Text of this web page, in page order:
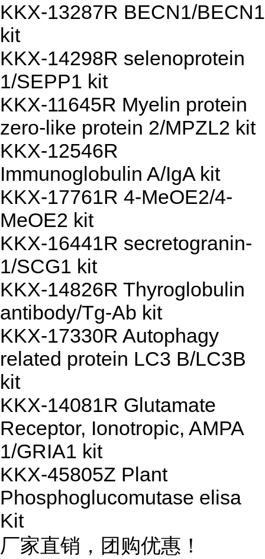
KKX-13287R BECN1/BECN1
kit
KKX-14298R selenoprotein
1/SEPP1 kit
KKX-11645R Myelin protein
zero-like protein 2/MPZL2 kit
KKX-12546R
Immunoglobulin A/IgA kit
KKX-17761R 4-MeOE2/4-
MeOE2 kit
KKX-16441R secretogranin-
1/SCG1 kit
KKX-14826R Thyroglobulin
antibody/Tg-Ab kit
KKX-17330R Autophagy
related protein LC3 B/LC3B
kit
KKX-14081R Glutamate
Receptor, Ionotropic, AMPA
1/GRIA1 kit
KKX-45805Z Plant
Phosphoglucomutase elisa
Kit
厂家直销，团购优惠！